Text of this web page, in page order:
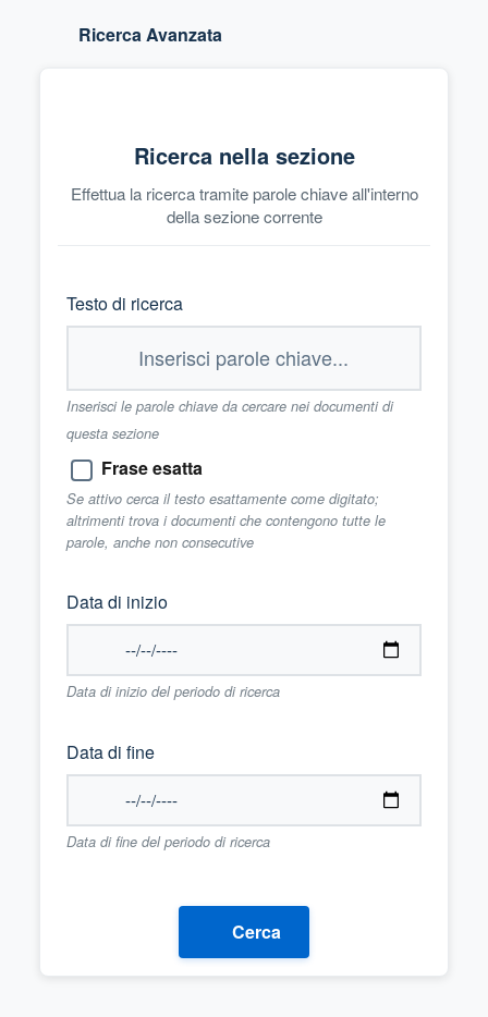
Ricerca Avanzata
Ricerca nella sezione
Effettua la ricerca tramite parole chiave all'interno
della sezione corrente
Testo di ricerca
Inserisci le parole chiave da cercare nei documenti di
questa sezione
Frase esatta
Se attivo cerca il testo esattamente come digitato;
altrimenti trova i documenti che contengono tutte le
parole, anche non consecutive
Data di inizio
Data di inizio del periodo di ricerca
Data di fine
Data di fine del periodo di ricerca
Cerca